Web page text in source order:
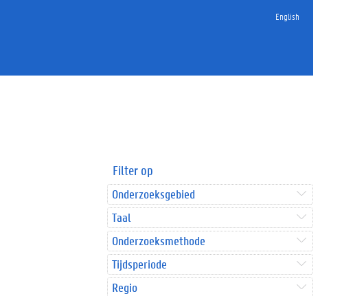
English
Filter op
Onderzoeksgebied
Taal
Onderzoeksmethode
Tijdsperiode
Regio